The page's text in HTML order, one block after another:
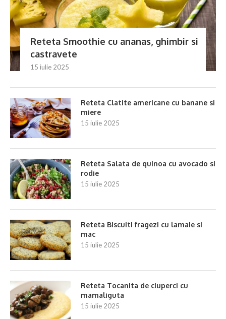
Reteta Smoothie cu ananas, ghimbir si
castravete
15 iulie 2025
Reteta Clatite americane cu banane si
miere
15 iulie 2025
Reteta Salata de quinoa cu avocado si
rodie
15 iulie 2025
Reteta Biscuiti fragezi cu lamaie si
mac
15 iulie 2025
Reteta Tocanita de ciuperci cu
mamaliguta
15 iulie 2025